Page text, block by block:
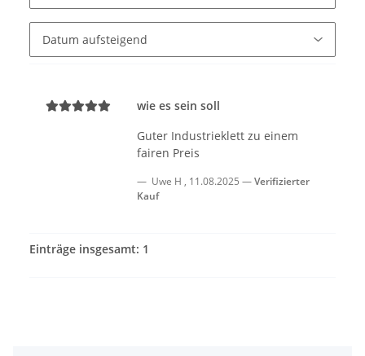
wie es sein soll
Guter Industrieklett zu einem
fairen Preis
Uwe H , 11.08.2025
Verifizierter
Kauf
Einträge insgesamt: 1